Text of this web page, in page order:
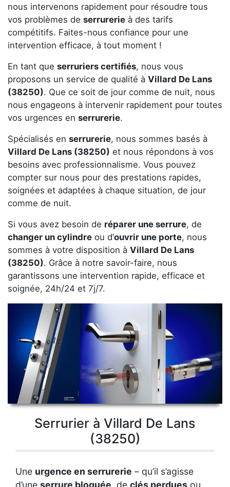
nous intervenons rapidement pour résoudre tous
vos problèmes de serrurerie à des tarifs
compétitifs. Faites-nous confiance pour une
intervention efficace, à tout moment !
En tant que serruriers certifiés, nous vous
proposons un service de qualité à Villard De Lans
(38250). Que ce soit de jour comme de nuit, nous
nous engageons à intervenir rapidement pour toutes
vos urgences en serrurerie.
Spécialisés en serrurerie, nous sommes basés à
Villard De Lans (38250) et nous répondons à vos
besoins avec professionnalisme. Vous pouvez
compter sur nous pour des prestations rapides,
soignées et adaptées à chaque situation, de jour
comme de nuit.
Si vous avez besoin de réparer une serrure, de
changer un cylindre ou d’ouvrir une porte, nous
sommes à votre disposition à Villard De Lans
(38250). Grâce à notre savoir-faire, nous
garantissons une intervention rapide, efficace et
soignée, 24h/24 et 7j/7.
Serrurier à Villard De Lans
(38250)
Une urgence en serrurerie – qu’il s’agisse
d’une serrure bloquée , de clés perdues ou